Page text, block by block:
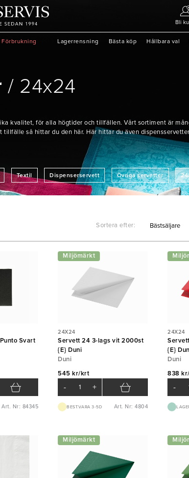
Bli
Förbrukning Lagerrensning Bästa köp Hållbara val
24x24
kvalitet, för alla högtider och tillfällen. Vårt sortiment är
så hittar du den här. Här hittar du även
Textil Dispenserservett Övriga servetter
Sortera efter:
Svart
Art. Nr: 84345
Miljömärkt
24X24
Servett 24 3-lags vit 2000st
{E} Duni
Duni
545 kr/krt
- +
BEST.VARA 3-5D Art. Nr: 4804
24X24
{E}
Duni
838
-
Miljömärkt